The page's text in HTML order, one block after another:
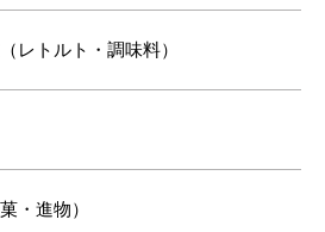
レトルト・調味料）
・進物）